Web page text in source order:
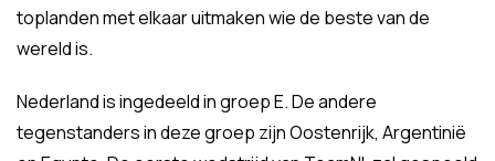
toplanden met elkaar uitmaken wie de beste van de
wereld is.
Nederland is ingedeeld in groep E. De andere
tegenstanders in deze groep zijn Oostenrijk, Argentinië